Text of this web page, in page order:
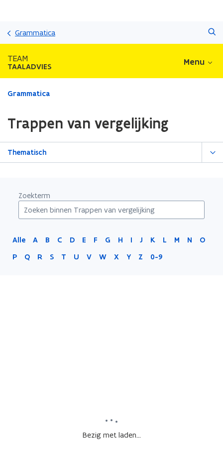
Grammatica
TEAM
TAALADVIES Menu
Gedaan
zich
op:
Trappen
Grammatica
Trappen van vergelijking
Thematisch
Zoekterm
Alle A B C D E F G H I J K L M N
O
P
Q R S T U V W X Y Z 0-9
Bezig met laden...